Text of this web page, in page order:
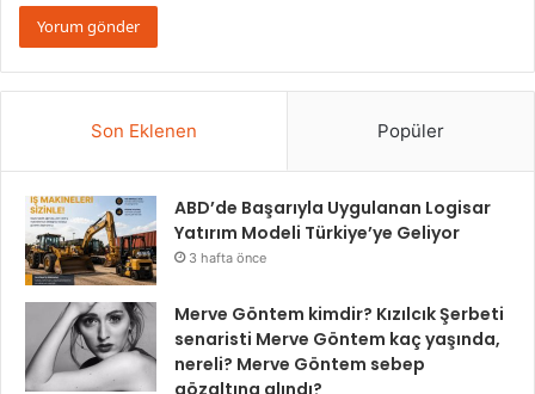
Son Eklenen Popüler
ABD’de Başarıyla Uygulanan Logisar
Yatırım Modeli Türkiye’ye Geliyor
3 hafta önce
Merve Göntem kimdir? Kızılcık Şerbeti
senaristi Merve Göntem kaç yaşında,
nereli? Merve Göntem sebep